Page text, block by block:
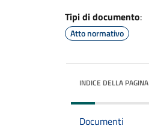
Tipi di documento:
Atto normativo
INDICE DELLA PAGINA
Documenti